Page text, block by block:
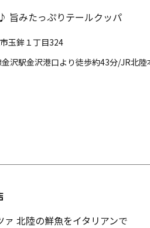
旨みたっぷりテールクッパ
玉鉾１丁目324
沢駅金沢港口より徒歩約43分/JR北
北陸の鮮魚をイタリアンで